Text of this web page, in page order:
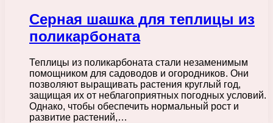
Серная шашка для теплицы из
поликарбоната
Теплицы из поликарбоната стали незаменимым
помощником для садоводов и огородников. Они
позволяют выращивать растения круглый год,
защищая их от неблагоприятных погодных условий.
Однако, чтобы обеспечить нормальный рост и
развитие растений,…